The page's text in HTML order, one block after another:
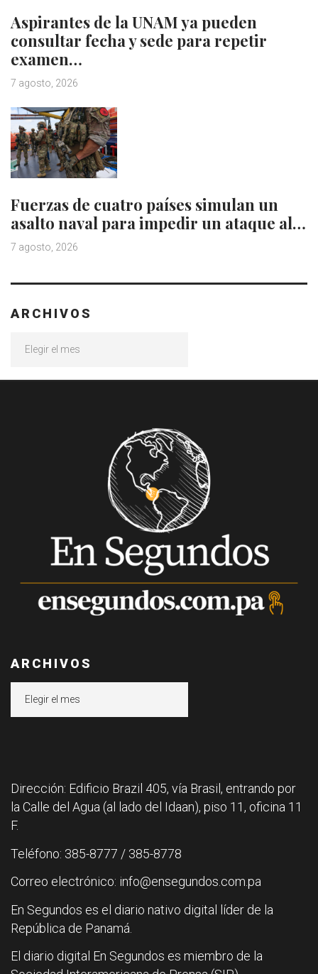
Aspirantes de la UNAM ya pueden
consultar fecha y sede para repetir
examen…
7 agosto, 2026
Fuerzas de cuatro países simulan un
asalto naval para impedir un ataque al…
7 agosto, 2026
ARCHIVOS
ARCHIVOS
Dirección: Edificio Brazil 405, vía Brasil, entrando por
la Calle del Agua (al lado del Idaan), piso 11, oficina 11
F.
Teléfono: 385-8777 / 385-8778
Correo electrónico: info@ensegundos.com.pa
En Segundos es el diario nativo digital líder de la
República de Panamá.
El diario digital En Segundos es miembro de la